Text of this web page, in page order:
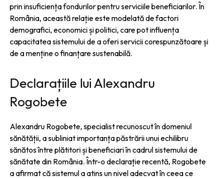
prin insuficiența fondurilor pentru serviciile beneficiarilor. În
România, această relație este modelată de factori
demografici, economici și politici, care pot influența
capacitatea sistemului de a oferi servicii corespunzătoare și
de a menține o finanțare sustenabilă.
Declarațiile lui Alexandru
Rogobete
Alexandru Rogobete, specialist recunoscut în domeniul
sănătății, a subliniat importanța păstrării unui echilibru
sănătos între plătitori și beneficiari în cadrul sistemului de
sănătate din România. Într-o declarație recentă, Rogobete
a afirmat că sistemul a atins un nivel adecvat în ceea ce